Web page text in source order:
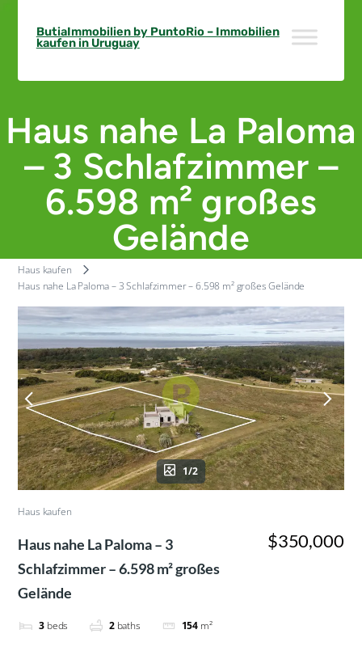
content
ButiaImmobilien by PuntoRio – Immobilien
kaufen in Uruguay
Haus nahe La Paloma
– 3 Schlafzimmer –
6.598 m² großes
Gelände
Haus kaufen
Haus nahe La Paloma – 3 Schlafzimmer – 6.598 m² großes Gelände
1/2
Haus kaufen
Haus nahe La Paloma – 3
Schlafzimmer – 6.598 m² großes
Gelände
3 beds 2 baths 154 m²
$350,000